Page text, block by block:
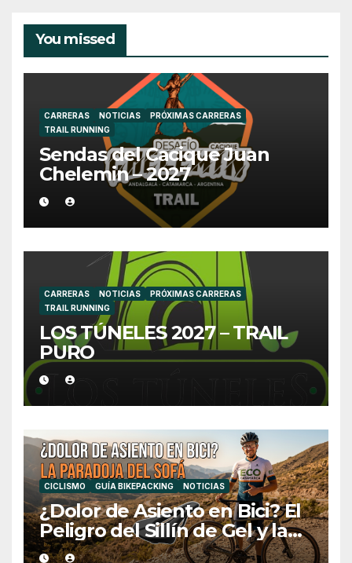
You missed
CARRERAS NOTICIAS
PRÓXIMAS CARRERAS
TRAIL RUNNING
Sendas del Cacique Juan
Chelemin – 2027
CARRERAS NOTICIAS
PRÓXIMAS CARRERAS
TRAIL RUNNING
LOS TÚNELES 2027 – TRAIL
PURO
CICLISMO GUÍA BIKEPACKING NOTICIAS
¿Dolor de Asiento en Bici? El
Peligro del Sillín de Gel y la
Medida Ideal